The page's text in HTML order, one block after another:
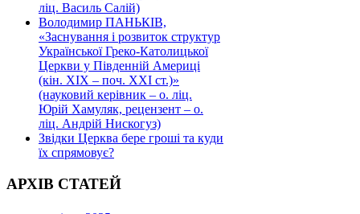
ліц. Василь Салій)
Володимир ПАНЬКІВ,
«Заснування і розвиток структур
Української Греко-Католицької
Церкви у Південній Америці
(кін. ХІХ – поч. ХХІ ст.)»
(науковий керівник – о. ліц.
Юрій Хамуляк, рецензент – о.
ліц. Андрій Нискогуз)
Звідки Церква бере гроші та куди
їх спрямовує?
АРХІВ СТАТЕЙ